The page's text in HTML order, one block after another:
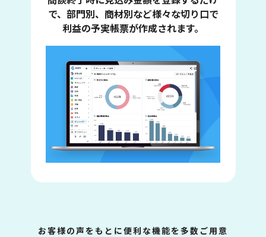
で、部門別、商材別など様々な切り口で
利益の予実帳票が作成されます。
お客様の声をもとに便利な機能を多数ご用意